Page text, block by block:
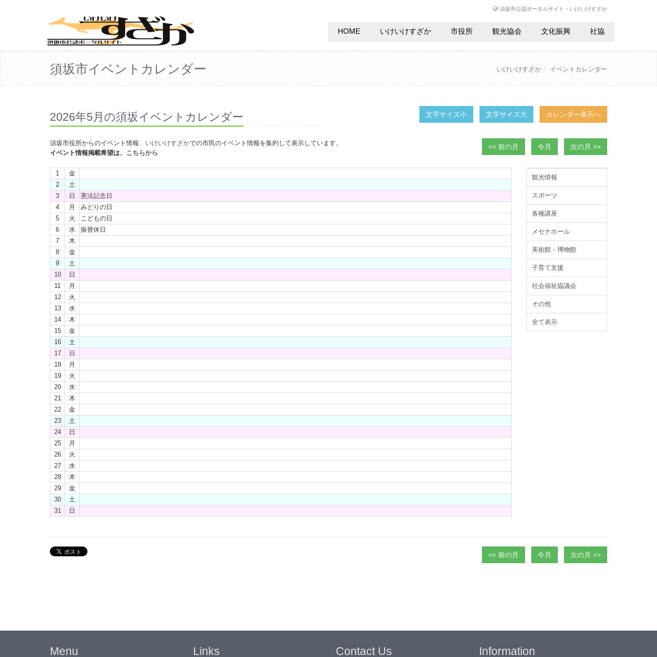
須坂市公認ポータルサイト・いけいけすざか
HOME いけいけすざか 市役所 観光協会 文化振興 社協
須坂市イベントカレンダー いけいけすざか イベントカレンダー
2026年5月の須坂イベントカレンダー 文字サイズ小 文字サイズ大 カレンダー表示へ
須坂市役所からのイベント情報、 いけいけすざかでの市民のイベント情報を集約して表示しています。
イベント情報掲載希望は、 こちらから
<< 前の月 今月 次の月 >>
1
金
2
土
3
日
憲法記念日
4
月
みどりの日
5
火
こどもの日
6
水
振替休日
7
木
8
金
9
土
10
日
11
月
12
火
13
水
14
木
15
金
16
土
17
日
18
月
19
火
20
水
21
木
22
金
23
土
24
日
25
月
26
火
27
水
28
木
29
金
30
土
31
日
観光情報
スポーツ
各種講座
メセナホール
美術館・博物館
子育て支援
社会福祉協議会
その他
全て表示
<< 前の月 今月 次の月 >>
Menu Links Contact Us Information